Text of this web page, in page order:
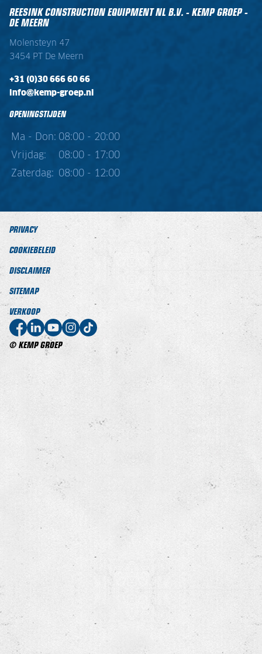
REESINK CONSTRUCTION EQUIPMENT NL B.V. - KEMP GROEP -
DE MEERN
Molensteyn 47
3454 PT De Meern
+31 (0)30 666 60 66
info@kemp-groep.nl
OPENINGSTIJDEN
Ma - Don: 08:00 - 20:00
Vrijdag:
08:00 - 17:00
Zaterdag:
08:00 - 12:00
© KEMP GROEP
PRIVACY
COOKIEBELEID
DISCLAIMER
SITEMAP
VERKOOP